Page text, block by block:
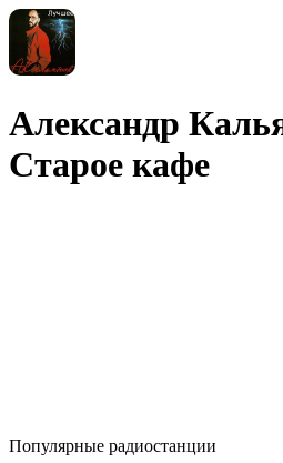
Александр
Старое кафе
Популярные радиостанции